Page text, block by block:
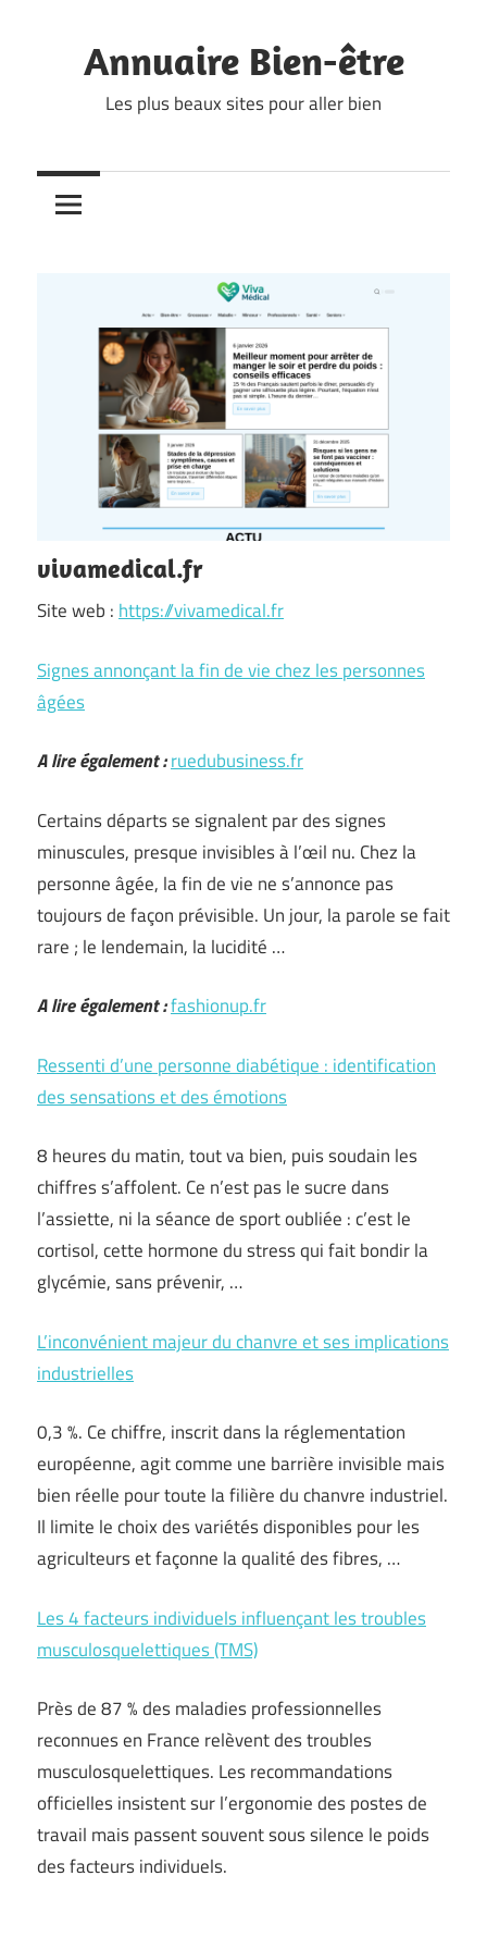
contentAnnuaire Bien-être
Les plus beaux sites pour aller bien
vivamedical.fr
Site web : https://vivamedical.fr
Signes annonçant la fin de vie chez les personnes
âgées
A lire également :ruedubusiness.fr
Certains départs se signalent par des signes
minuscules, presque invisibles à l’œil nu. Chez la
personne âgée, la fin de vie ne s’annonce pas
toujours de façon prévisible. Un jour, la parole se fait
rare ; le lendemain, la lucidité …
A lire également :fashionup.fr
Ressenti d’une personne diabétique : identification
des sensations et des émotions
8 heures du matin, tout va bien, puis soudain les
chiffres s’affolent. Ce n’est pas le sucre dans
l’assiette, ni la séance de sport oubliée : c’est le
cortisol, cette hormone du stress qui fait bondir la
glycémie, sans prévenir, …
L’inconvénient majeur du chanvre et ses implications
industrielles
0,3 %. Ce chiffre, inscrit dans la réglementation
européenne, agit comme une barrière invisible mais
bien réelle pour toute la filière du chanvre industriel.
Il limite le choix des variétés disponibles pour les
agriculteurs et façonne la qualité des fibres, …
Les 4 facteurs individuels influençant les troubles
musculosquelettiques (TMS)
Près de 87 % des maladies professionnelles
reconnues en France relèvent des troubles
musculosquelettiques. Les recommandations
officielles insistent sur l’ergonomie des postes de
travail mais passent souvent sous silence le poids
des facteurs individuels.